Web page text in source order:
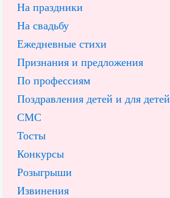
На праздники
На свадьбу
Ежедневные стихи
Признания и предложения
По профессиям
Поздравления детей и для детей
СМС
Тосты
Конкурсы
Розыгрыши
Извинения